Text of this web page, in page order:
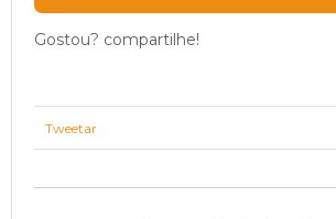
Gostou? compartilhe!
Tweetar